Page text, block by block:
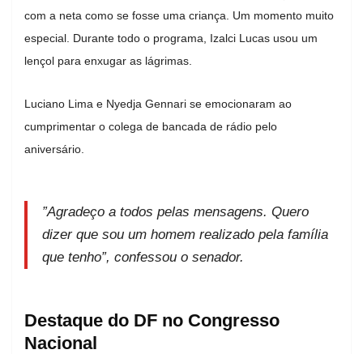
com a neta como se fosse uma criança. Um momento muito
especial. Durante todo o programa, Izalci Lucas usou um
lençol para enxugar as lágrimas.
Luciano Lima e Nyedja Gennari se emocionaram ao
cumprimentar o colega de bancada de rádio pelo
aniversário.
”Agradeço a todos pelas mensagens. Quero
dizer que sou um homem realizado pela família
que tenho”, confessou o senador.
Destaque do DF no Congresso
Nacional